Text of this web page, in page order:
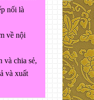
nối là
về nội
và chia sẻ,
và xuất